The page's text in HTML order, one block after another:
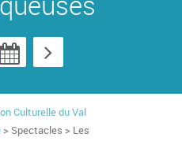
Culturelle du Val
> Spectacles > Les